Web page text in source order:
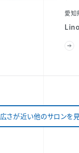
愛知
Lino
広さが近い他のサロンを